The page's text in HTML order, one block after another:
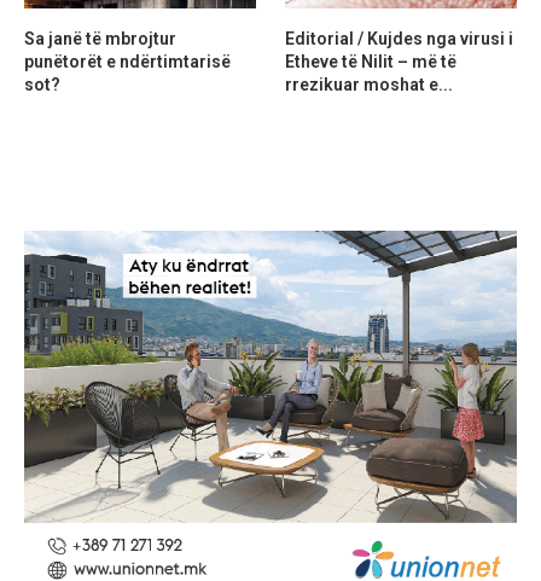
Sa janë të mbrojtur
punëtorët e ndërtimtarisë
sot?
Editorial / Kujdes nga virusi i
Etheve të Nilit – më të
rrezikuar moshat e...